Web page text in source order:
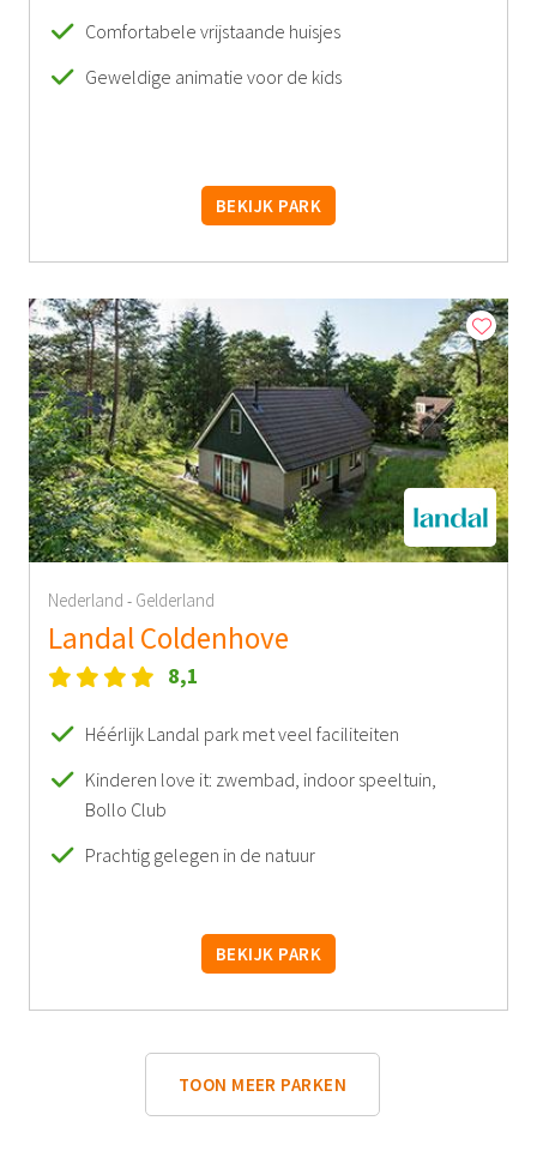
Comfortabele vrijstaande huisjes
Geweldige animatie voor de kids
BEKIJK PARK
Nederland - Gelderland
Landal Coldenhove
8,1
Héérlijk Landal park met veel faciliteiten
Kinderen love it: zwembad, indoor speeltuin,
Bollo Club
Prachtig gelegen in de natuur
BEKIJK PARK
TOON MEER PARKEN